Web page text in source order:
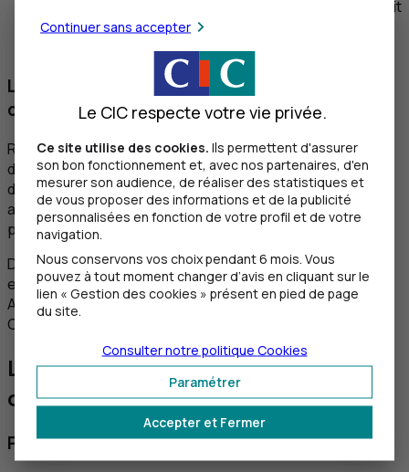
logo Cash Services répartis sur tout le territoire, soit
l’un des plus vastes réseaux d’automates bancaires
L’automate de votre Agence passe aux
couleurs de Cash Services
Retraits, dépôts d’espèces ou de chèques, consultation
de solde ou impression de RIB... vous pourrez continuer
d’effectuer gratuitement vos opérations sur les
automates Crédit Mutuel,CICou Cash Services de
proximité.
Dans les deux cas, les retraits et dépôts de chèques ou
espèces ne seront plus réalisables au guichet de votre
Agence et devront être réalisés sur les automates
Cash Services qui le permettent.
Les conseils duCICpour vos
opérations de dépôts
Préparer vos dépôts
Continuer sans accepter
Le CIC respecte votre vie privée.
Ce site utilise des cookies. Ils permettent d'assurer
son bon fonctionnement et, avec nos partenaires, d'en
mesurer son audience, de réaliser des statistiques et
de vous proposer des informations et de la publicité
personnalisées en fonction de votre profil et de votre
navigation.
Nous conservons vos choix pendant 6 mois. Vous
pouvez à tout moment changer d’avis en cliquant sur le
lien « Gestion des cookies » présent en pied de page
du site.
Accepter et Fermer
Paramétrer
Consulter notre politique Cookies